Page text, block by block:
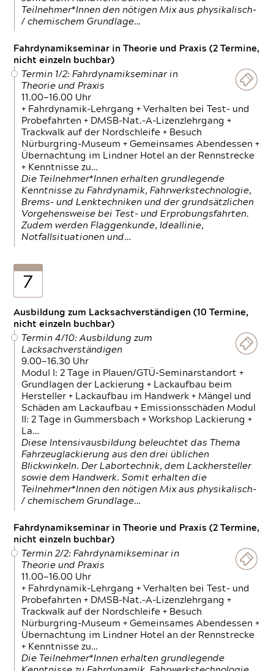
Teilnehmer*Innen den nötigen Mix aus physikalisch-
/ chemischem Grundlage…
Fahrdynamikseminar in Theorie und Praxis (2 Termine,
nicht einzeln buchbar)
Termin 1/2: Fahrdynamikseminar in
Theorie und Praxis
11.00—16.00 Uhr
+ Fahrdynamik-Lehrgang + Verhalten bei Test- und
Probefahrten + DMSB-Nat.-A-Lizenzlehrgang +
Trackwalk auf der Nordschleife + Besuch
Nürburgring-Museum + Gemeinsames Abendessen +
Übernachtung im Lindner Hotel an der Rennstrecke
+ Kenntnisse zu…
Die Teilnehmer*Innen erhalten grundlegende
Kenntnisse zu Fahrdynamik, Fahrwerkstechnologie,
Brems- und Lenktechniken und der grundsätzlichen
Vorgehensweise bei Test- und Erprobungsfahrten.
Zudem werden Flaggenkunde, Ideallinie,
Notfallsituationen und…
7
Ausbildung zum Lacksachverständigen (10 Termine,
nicht einzeln buchbar)
Termin 4/10: Ausbildung zum
Lacksachverständigen
9.00—16.30 Uhr
Modul I: 2 Tage in Plauen/GTÜ-Seminarstandort +
Grundlagen der Lackierung + Lackaufbau beim
Hersteller + Lackaufbau im Handwerk + Mängel und
Schäden am Lackaufbau + Emissionsschäden Modul
II: 2 Tage in Gummersbach + Workshop Lackierung +
La…
Diese Intensivausbildung beleuchtet das Thema
Fahrzeuglackierung aus den drei üblichen
Blickwinkeln. Der Labortechnik, dem Lackhersteller
sowie dem Handwerk. Somit erhalten die
Teilnehmer*Innen den nötigen Mix aus physikalisch-
/ chemischem Grundlage…
Fahrdynamikseminar in Theorie und Praxis (2 Termine,
nicht einzeln buchbar)
Termin 2/2: Fahrdynamikseminar in
Theorie und Praxis
11.00—16.00 Uhr
+ Fahrdynamik-Lehrgang + Verhalten bei Test- und
Probefahrten + DMSB-Nat.-A-Lizenzlehrgang +
Trackwalk auf der Nordschleife + Besuch
Nürburgring-Museum + Gemeinsames Abendessen +
Übernachtung im Lindner Hotel an der Rennstrecke
+ Kenntnisse zu…
Die Teilnehmer*Innen erhalten grundlegende